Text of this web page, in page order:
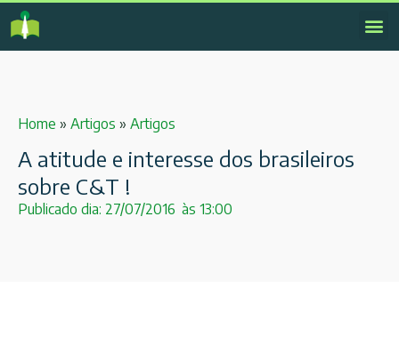
Home » Artigos » Artigos
A atitude e interesse dos brasileiros
sobre C&T !
Publicado dia: 27/07/2016 às 13:00